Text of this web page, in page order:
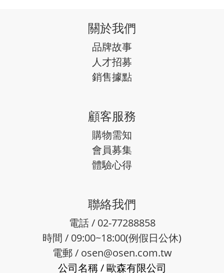
關於我們
品牌故事
人才招募
銷售據點
顧客服務
購物需知
會員募集
體驗心得
聯絡我們
電話 / 02-77288858
時間 / 09:00~18:00(例假日公休)
電郵 / osen@osen.com.tw
公司名稱/歐森有限公司